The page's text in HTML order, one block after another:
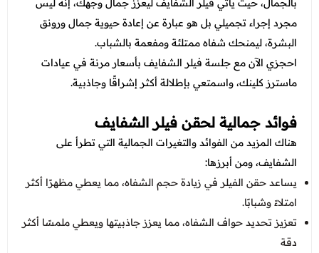
عروض العناية بالشعر
عروض الرجال
عروض جراحات التجميل
عروض قسم الطوارئ
عروض المختبر
عروض الباطنة
عروض العظام
عروض الانف والاذن والحنجرة
عروض العلاج الطبيعي
بالجمال، حيث يأتي فيلر الشفايف ليعزز جمال وجهك، إنه ليس
مجرد إجراء تجميلي بل هو عبارة عن إعادة حيوية جمال ورونق
البشرة، ليمنحك شفاه ممتلئة ومفعمة بالشباب.
احجزي الآن مع جلسة فيلر الشفايف بأسعار مرنة في عيادات
ماسترز كلينك، واسمتعي بإطلالة أكثر إشراقًا وجاذبية.
فوائد جمالية لحقن فيلر الشفايف
هناك المزيد من الفوائد والتغيرات الجمالية التي تطرأ على
الشفايف، ومن أبرزها:
يساعد حقن الفيلر في زيادة حجم الشفاه، مما يعطي مظهرًا أكثر
امتلاءً وشبابًا.
تعزيز تحديد حواف الشفاه، مما يعزز جاذبيتها ويعطي ملمسًا أكثر
دقة